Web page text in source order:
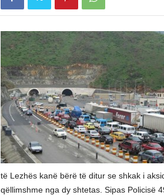
të Lezhës kanë bërë të ditur se shkak i
qëllimshme nga dy shtetas. Sipas Policisë